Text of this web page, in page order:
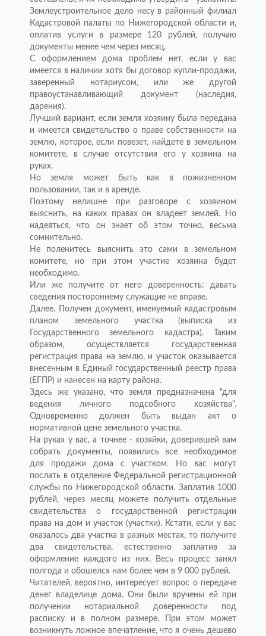
Землеустроительное дело несу в районный филиал
Кадастровой палаты по Нижегородской области и,
оплатив услуги в размере 120 рублей, получаю
документы менее чем через месяц.
С оформлением дома проблем нет, если у вас
имеется в наличии хотя бы договор купли-продажи,
заверенный нотариусом, или же другой
правоустанавливающий документ (наследия,
дарения).
Лучший вариант, если земля хозяину была передана
и имеется свидетельство о праве собственности на
землю, которое, если повезет, найдете в земельном
комитете, в случае отсутствия его у хозяина на
руках.
Но земля может быть как в пожизненном
пользовании, так и в аренде.
Поэтому нелишне при разговоре с хозяином
выяснить, на каких правах он владеет землей. Но
надеяться, что он знает об этом точно, весьма
сомнительно.
Не поленитесь выяснить это сами в земельном
комитете, но при этом участие хозяина будет
необходимо.
Или же получите от него доверенность: давать
сведения постороннему служащие не вправе.
Далее. Получен документ, именуемый кадастровым
планом земельного участка (выписка из
Государственного земельного кадастра). Таким
образом, осуществляется государственная
регистрация права на землю, и участок оказывается
внесенным в Единый государственный реестр права
(ЕГПР) и нанесен на карту района.
Здесь же указано, что земля предназначена "для
ведения личного подсобного хозяйства".
Одновременно должен быть выдан акт о
нормативной цене земельного участка.
На руках у вас, а точнее - хозяйки, доверившей вам
собрать документы, появились все необходимое
для продажи дома с участком. Но вас могут
послать в отделение Федеральной регистрационной
службы по Нижегородской области. Заплатив 1000
рублей, через месяц можете получить отдельные
свидетельства о государственной регистрации
права на дом и участок (участки). Кстати, если у вас
оказалось два участка в разных местах, то получите
два свидетельства, естественно заплатив за
оформление каждого из них. Весь процесс занял
полгода и обошелся нам более чем в 9 000 рублей.
Читателей, вероятно, интересует вопрос о передаче
денег владелице дома. Они были вручены ей при
получении нотариальной доверенности под
расписку и в полном размере. При этом может
возникнуть ложное впечатление, что я очень дешево